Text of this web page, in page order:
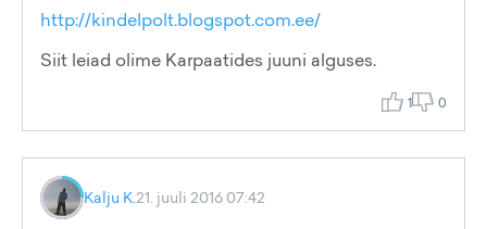
http://kindelpolt.blogspot.com.ee/
Siit leiad olime Karpaatides juuni alguses.
1 0
Kalju K.21. juuli 2016 07:42